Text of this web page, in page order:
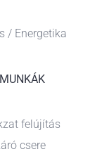
/ Energetika
felújítás
csere